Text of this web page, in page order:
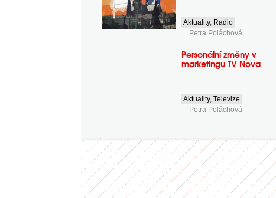
Aktuality, Radio
Petra Poláchová
Personální změny v
marketingu TV Nova
Aktuality,Televize
Petra Poláchová